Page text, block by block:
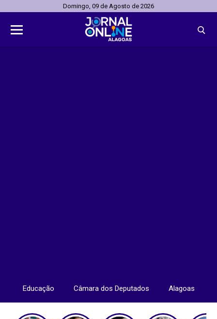
Domingo, 09 de Agosto de 2026
Educação Câmara dos Deputados Alagoas